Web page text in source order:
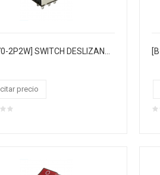
[KBB70-2P2W] SWITCH DESLIZANTE P/FUENTE ON/OFF 6PIN 6.5AMP 250VAC
precio